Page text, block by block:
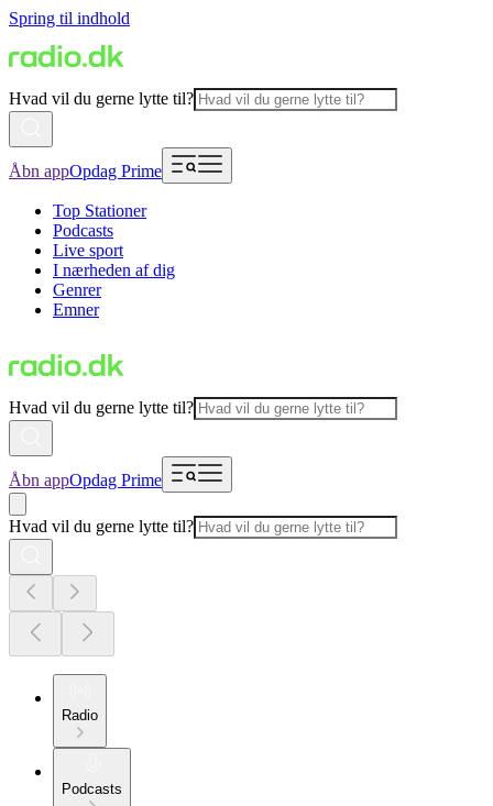
Spring til indhold
Hvad vil du gerne lytte til?
Åbn appOpdag Prime
Top Stationer
Podcasts
Live sport
I nærheden af dig
Genrer
Emner
Hvad vil du gerne lytte til?
Åbn appOpdag Prime
Hvad vil du gerne lytte til?
Radio
Podcasts